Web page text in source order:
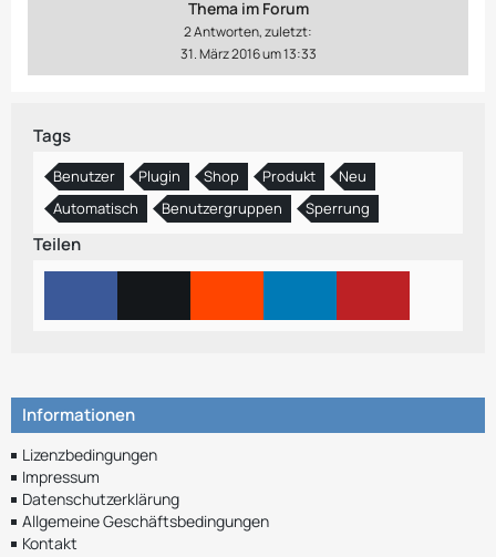
Thema im Forum
2 Antworten, zuletzt:
31. März 2016 um 13:33
Tags
Benutzer Plugin Shop Produkt
Neu
Automatisch
Benutzergruppen Sperrung
Teilen
Informationen
Lizenzbedingungen
Impressum
Datenschutzerklärung
Allgemeine Geschäftsbedingungen
Kontakt